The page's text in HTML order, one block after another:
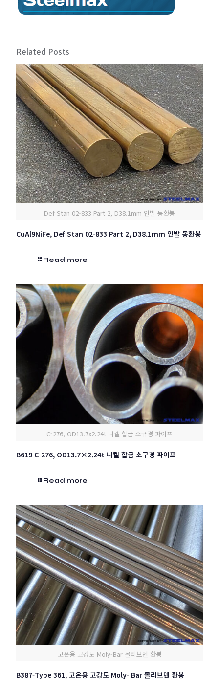
Related Posts
Def Stan 02-833 Part 2, D38.1mm 인발 동환봉
CuAl9NiFe, Def Stan 02-833 Part 2, D38.1mm 인발 동환봉
Read more
C-276, OD13.7x2.24t 니켈 합금 소규경 파이프
B619 C-276, OD13.7×2.24t 니켈 합금 소구경 파이프
Read more
고온용 고강도 Moly-Bar 몰리브덴 환봉
B387-Type 361, 고온용 고강도 Moly- Bar 몰리브덴 환봉